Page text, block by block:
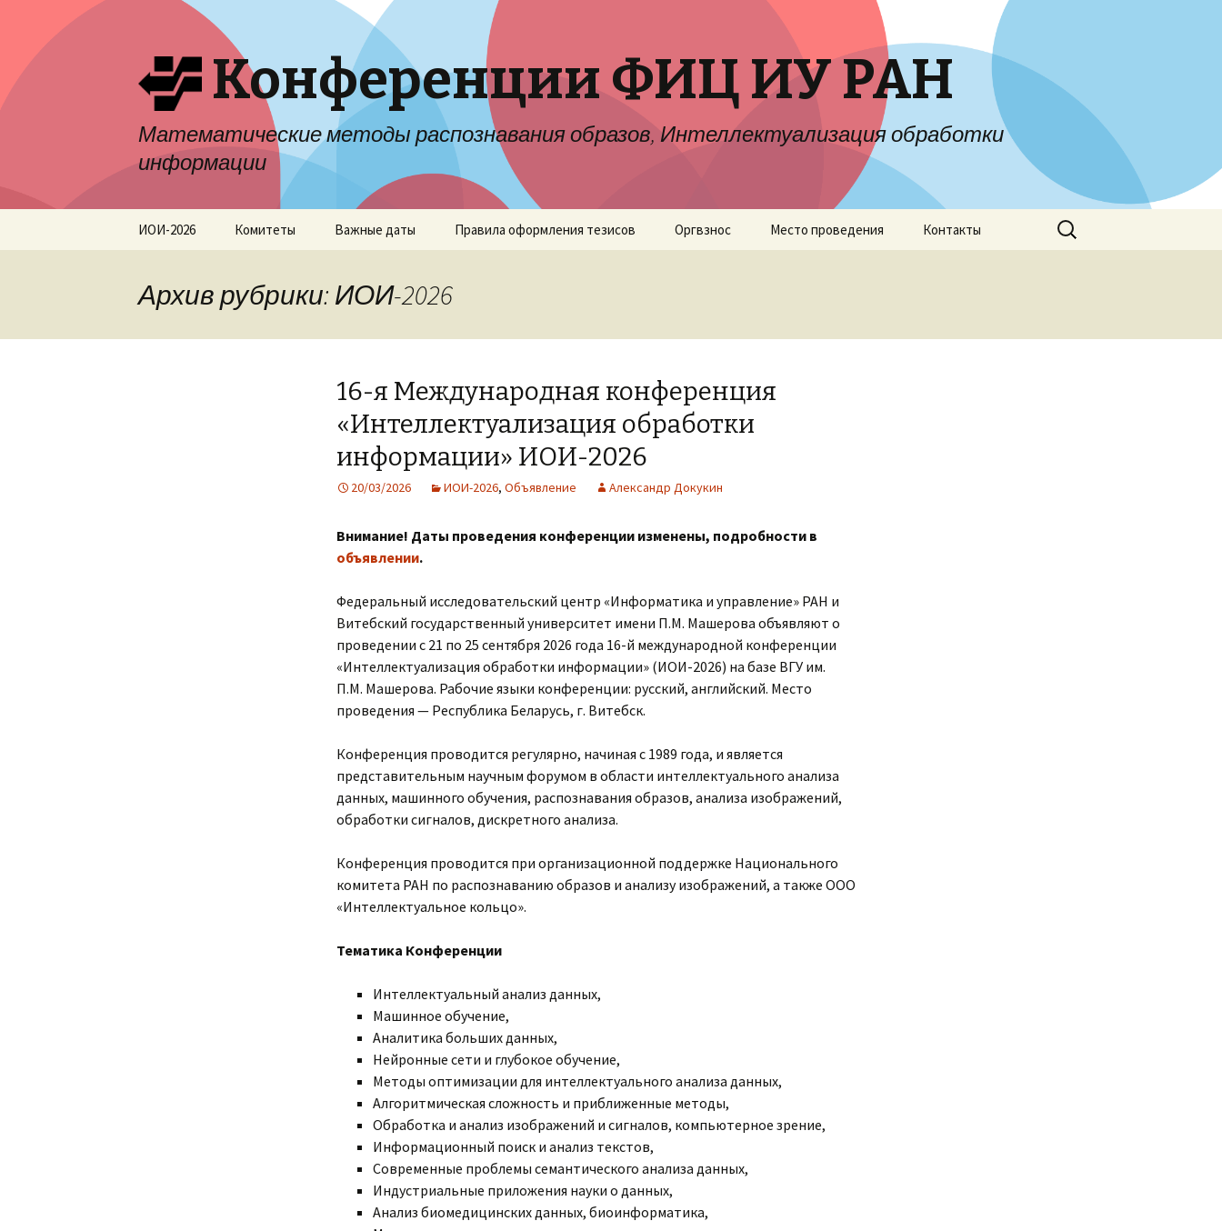
Конференции ФИЦ ИУ РАН
Математические методы распознавания образов, Интеллектуализация обработки
информации
Перейти
ИОИ-2026 Комитеты Важные даты Правила оформления тезисов Оргвзнос Место проведения Контакты Найти:
Архив рубрики: ИОИ-2026
16-я Международная конференция
«Интеллектуализация обработки
информации» ИОИ-2026
20/03/2026 ИОИ-2026, Объявление Александр Докукин
Внимание! Даты проведения конференции изменены, подробности в
объявлении.
Федеральный исследовательский центр «Информатика и управление» РАН и
Витебский государственный университет имени П.М. Машерова объявляют о
проведении с 21 по 25 сентября 2026 года 16-й международной конференции
«Интеллектуализация обработки информации» (ИОИ-2026) на базе ВГУ им.
П.М. Машерова. Рабочие языки конференции: русский, английский. Место
проведения — Республика Беларусь, г. Витебск.
Конференция проводится регулярно, начиная с 1989 года, и является
представительным научным форумом в области интеллектуального анализа
данных, машинного обучения, распознавания образов, анализа изображений,
обработки сигналов, дискретного анализа.
Конференция проводится при организационной поддержке Национального
комитета РАН по распознаванию образов и анализу изображений, а также ООО
«Интеллектуальное кольцо».
Тематика Конференции
Интеллектуальный анализ данных,
Машинное обучение,
Аналитика больших данных,
Нейронные сети и глубокое обучение,
Методы оптимизации для интеллектуального анализа данных,
Алгоритмическая сложность и приближенные методы,
Обработка и анализ изображений и сигналов, компьютерное зрение,
Информационный поиск и анализ текстов,
Современные проблемы семантического анализа данных,
Индустриальные приложения науки о данных,
Анализ биомедицинских данных, биоинформатика,